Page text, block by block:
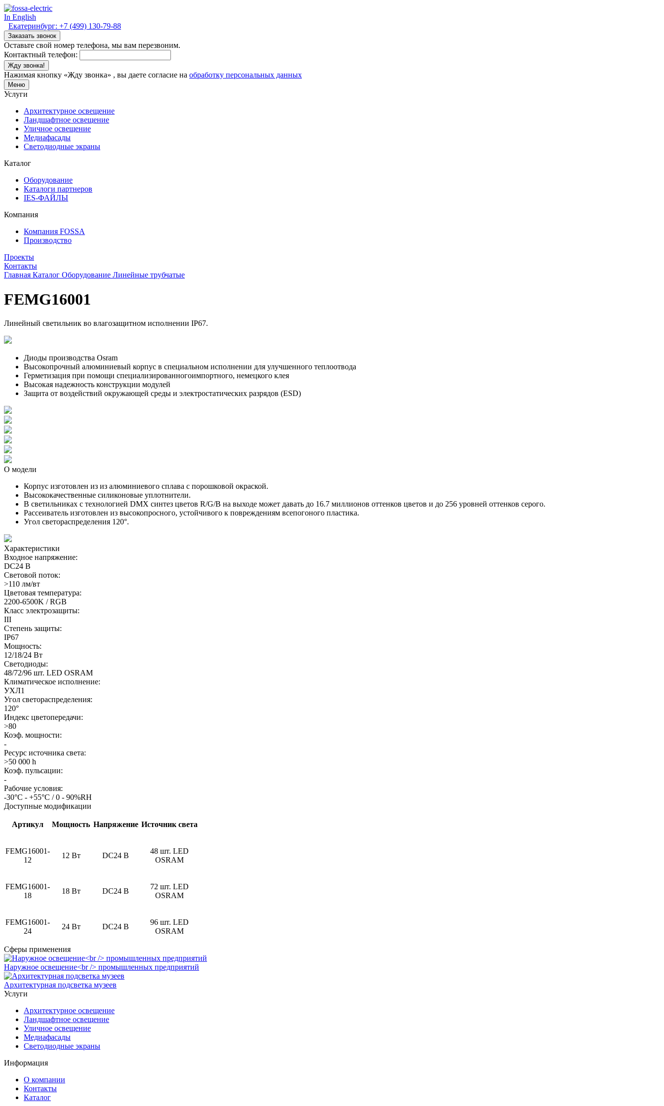
In English
Екатеринбург: +7 (499) 130-79-88
Заказать звонок
Оставьте свой номер телефона, мы вам перезвоним.
Контактный телефон:
Жду звонка!
Нажимая кнопку «Жду звонка» , вы даете согласие на обработку персональных данных
Меню
Услуги
Архитектурное освещение
Ландшафтное освещение
Уличное освещение
Медиафасады
Светодиодные экраны
Каталог
Оборудование
Каталоги партнеров
IES-ФАЙЛЫ
Компания
Компания FOSSA
Производство
Проекты
Контакты
Главная Каталог Оборудование Линейные трубчатые
FEMG16001
Линейный светильник во влагозащитном исполнении IP67.
Диоды производства Osram
Высокопрочный алюминиевый корпус в специальном исполнении для улучшенного теплоотвода
Герметизация при помощи специализированногоимпортного, немецкого клея
Высокая надежность конструкции модулей
Защита от воздействий окружающей среды и электростатических разрядов (ESD)
О модели
Корпус изготовлен из из алюминиевого сплава с порошковой окраской.
Высококачественные силиконовые уплотнители.
В светильниках с технологией DMX синтез цветов R/G/B на выходе может давать до 16.7 миллионов оттенков цветов и до 256 уровней оттенков серого.
Рассеиватель изготовлен из высокопросного, устойчивого к повреждениям всепогоного пластика.
Угол светораспределения 120°.
Характеристики
Входное напряжение:
DC24 В
Световой поток:
>110 лм/вт
Цветовая температура:
2200-6500K / RGB
Класс электрозащиты:
III
Степень защиты:
IP67
Мощность:
12/18/24 Вт
Светодиоды:
48/72/96 шт. LED OSRAM
Климатическое исполнение:
УХЛ1
Угол светораспределения:
120°
Индекс цветопередачи:
>80
Коэф. мощности:
-
Ресурс источника света:
>50 000 h
Коэф. пульсации:
-
Рабочие условия:
-30°С - +55°С / 0 - 90%RH
Доступные модификации
Артикул Мощность Напряжение Источник света
FEMG16001-
12
12 Вт DC24 В
48 шт. LED
OSRAM
FEMG16001-
18
18 Вт DC24 В
72 шт. LED
OSRAM
FEMG16001-
24
24 Вт DC24 В
96 шт. LED
OSRAM
Сферы применения
Наружное освещение<br /> промышленных предприятий
Архитектурная подсветка музеев
Услуги
Архитектурное освещение
Ландшафтное освещение
Уличное освещение
Медиафасады
Светодиодные экраны
Информация
О компании
Контакты
Каталог